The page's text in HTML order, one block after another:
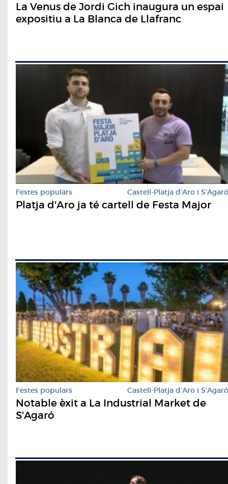
La Venus de Jordi Gich inaugura un espai
expositiu a La Blanca de Llafranc
Festes populars Castell-Platja d'Aro i S'Agaró
Platja d'Aro ja té cartell de Festa Major
Festes populars Castell-Platja d'Aro i S'Agaró
Notable èxit a La Industrial Market de
S'Agaró